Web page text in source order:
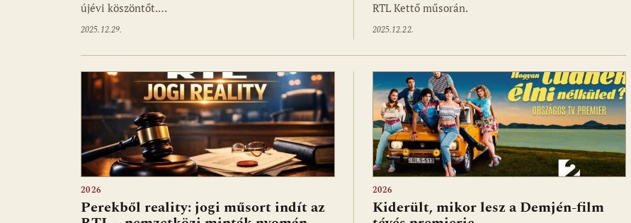
újévi köszöntőt.…
2025.12.29.
RTL Kettő műsorán.
2025.12.22.
2026
Perekből reality: jogi műsort indít az
2026
Kiderült, mikor lesz a Demjén-film